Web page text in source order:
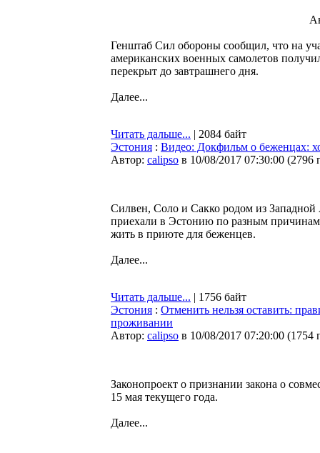
Генштаб Сил обороны сообщил, что на
американских военных самолетов
перекрыт до завтрашнего дня.
Далее...
Читать дальше... | 2084 байт
Эстония : Видео: Докфильм о беженцах:
Автор: calipso в 10/08/2017 07:30:00 (2796
Силвен, Соло и Сакко родом из
приехали в Эстонию по разным
жить в приюте для беженцев.
Далее...
Читать дальше... | 1756 байт
Эстония : Отменить нельзя оставить:
проживании
Автор: calipso в 10/08/2017 07:20:00 (1754
Законопроект о признании закона о
15 мая текущего года.
Далее...